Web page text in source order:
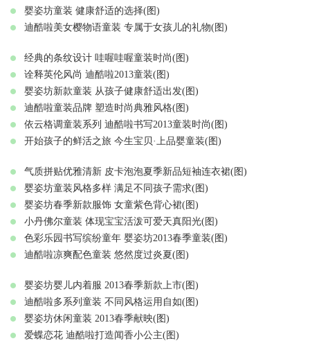
婴姿坊童装 健康舒适的选择(图)
迪酷啦美女樱物语童装 专属于女孩儿的礼物(图)
经典的条纹设计 哇喔哇喔童装时尚(图)
诠释英伦风尚 迪酷啦2013童装(图)
婴姿坊新款童装 从孩子健康舒适出发(图)
迪酷啦童装品牌 塑造时尚典雅风格(图)
依云格调童装系列 迪酷啦书写2013童装时尚(图)
开始孩子的鲜活之旅 今生宝贝·上品婴童装(图)
气质拼贴优雅清新 皮卡泡泡夏季新品短袖连衣裙(图)
婴姿坊童装风格多样 满足不同孩子需求(图)
婴姿坊春季新款服饰 女童紫色背心裙(图)
小丹佛尔童装 体现宝宝活泼可爱天真阳光(图)
色彩乐园书写缤纷童年 婴姿坊2013春季童装(图)
迪酷啦凉爽配色童装 悠然度过炎夏(图)
婴姿坊婴儿内着服 2013春季新款上市(图)
迪酷啦多系列童装 不同风格运用自如(图)
婴姿坊休闲童装 2013春季献映(图)
爱蝶恋花 迪酷啦打造闻香小公主(图)